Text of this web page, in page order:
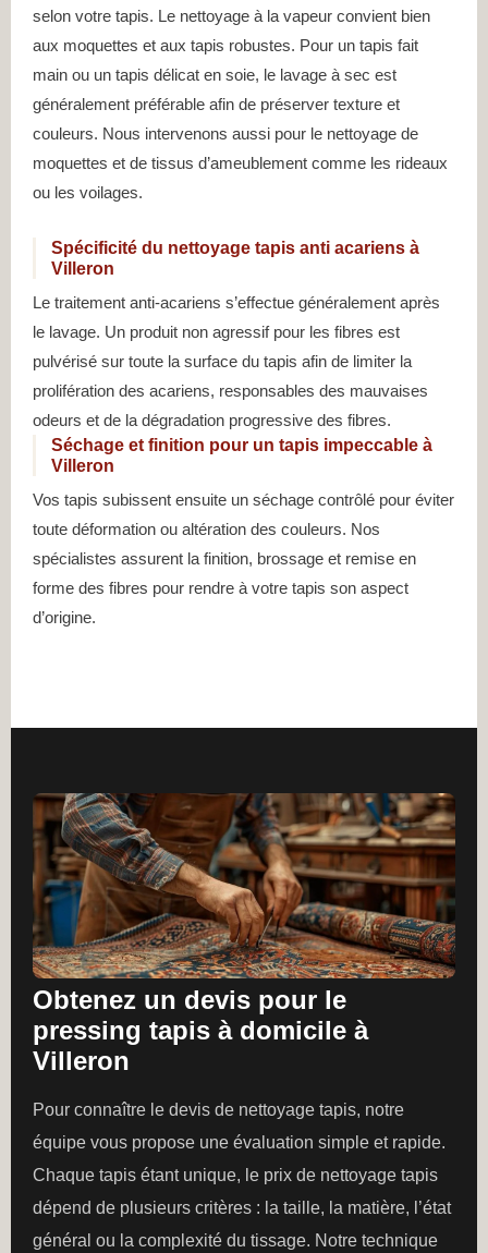
selon votre tapis. Le nettoyage à la vapeur convient bien
aux moquettes et aux tapis robustes. Pour un tapis fait
main ou un tapis délicat en soie, le lavage à sec est
généralement préférable afin de préserver texture et
couleurs. Nous intervenons aussi pour le nettoyage de
moquettes et de tissus d’ameublement comme les rideaux
ou les voilages.
Spécificité du nettoyage tapis anti acariens à
Villeron
Le traitement anti-acariens s’effectue généralement après
le lavage. Un produit non agressif pour les fibres est
pulvérisé sur toute la surface du tapis afin de limiter la
prolifération des acariens, responsables des mauvaises
odeurs et de la dégradation progressive des fibres.
Séchage et finition pour un tapis impeccable à
Villeron
Vos tapis subissent ensuite un séchage contrôlé pour éviter
toute déformation ou altération des couleurs. Nos
spécialistes assurent la finition, brossage et remise en
forme des fibres pour rendre à votre tapis son aspect
d’origine.
Obtenez un devis pour le
pressing tapis à domicile à
Villeron
Pour connaître le devis de nettoyage tapis, notre
équipe vous propose une évaluation simple et rapide.
Chaque tapis étant unique, le prix de nettoyage tapis
dépend de plusieurs critères : la taille, la matière, l’état
général ou la complexité du tissage. Notre technique